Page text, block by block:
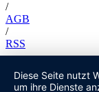
/
AGB
/
RSS
Diese Seite nutzt
um ihre Dienste